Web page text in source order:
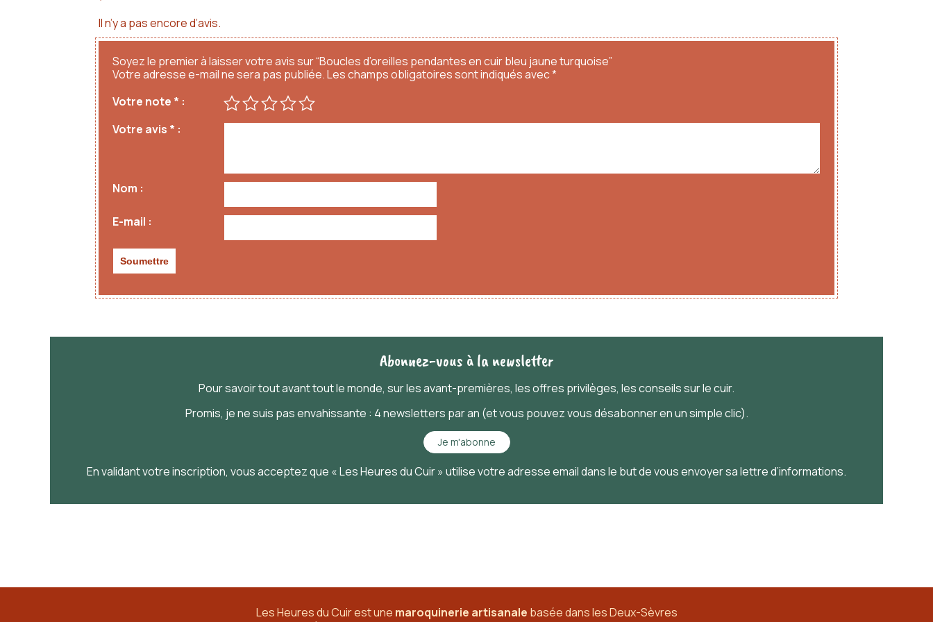
Il n’y a pas encore d’avis.
Soyez le premier à laisser votre avis sur “Boucles d’oreilles pendantes en cuir bleu jaune turquoise”
Votre adresse e-mail ne sera pas publiée.Les champs obligatoires sont indiqués avec*
Votre note *
Votre avis *
Nom
E-mail
Abonnez-vous à la newsletter
Pour savoirtoutavanttoutle monde, sur les avant-premières, les offres privilèges, les conseils sur le cuir.
Promis, je ne suis pas envahissante : 4 newsletters par an (et vous pouvez vous désabonner en un simple clic).
Je m'abonne
En validant votre inscription, vous acceptez que « Les Heures du Cuir » utilise votre adresse email dans le but de vous envoyer sa lettre d’informations.
Les Heures du Cuir est une maroquinerie artisanale basée dans les Deux-Sèvres